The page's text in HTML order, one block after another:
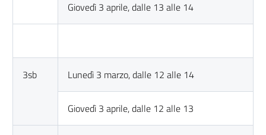
Giovedì 3 aprile, dalle 13 alle 14
3sb Lunedì 3 marzo, dalle 12 alle 14
Giovedì 3 aprile, dalle 12 alle 13